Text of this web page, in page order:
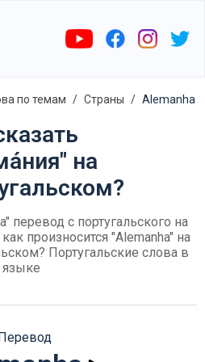
по темам Страны Alemanha
на
перевод с португальского на
произносится "Alemanha" на
Португальские слова в